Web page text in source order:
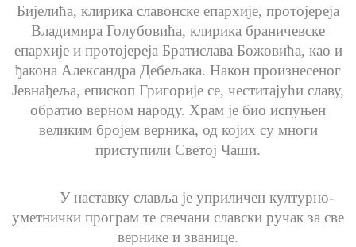
Бијелића, клирика славонске епархије, протојереја
Владимира Голубовића, клирика браничевске
епархије и протојереја Братислава Божовића, као и
ђакона Александра Дебељака. Након произнесеног
Јевнађеља, епископ Григорије се, честитајући славу,
обратио верном народу. Храм је био испуњен
великим бројем верника, од којих су многи
приступили Светој Чаши.
У наставку славља је уприличен културно-
уметнички програм те свечани славски ручак за све
вернике и званице.